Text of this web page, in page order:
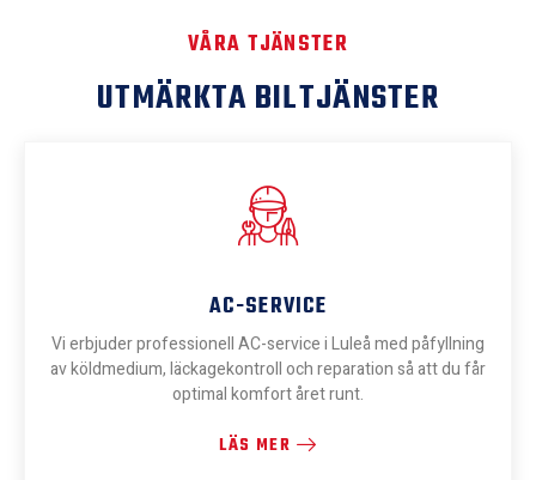
VÅRA TJÄNSTER
UTMÄRKTA BILTJÄNSTER
AC-SERVICE
Vi erbjuder professionell AC-service i Luleå med påfyllning
av köldmedium, läckagekontroll och reparation så att du får
optimal komfort året runt.
LÄS MER